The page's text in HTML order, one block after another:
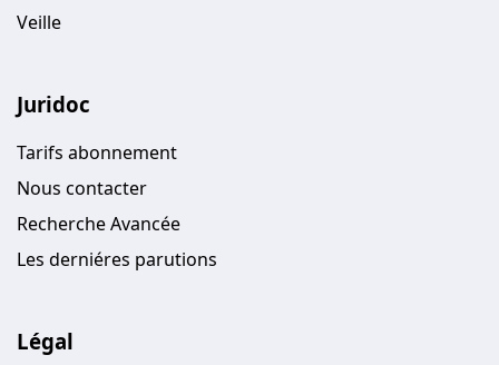
Veille
Juridoc
Tarifs abonnement
Nous contacter
Recherche Avancée
Les derniéres parutions
Légal